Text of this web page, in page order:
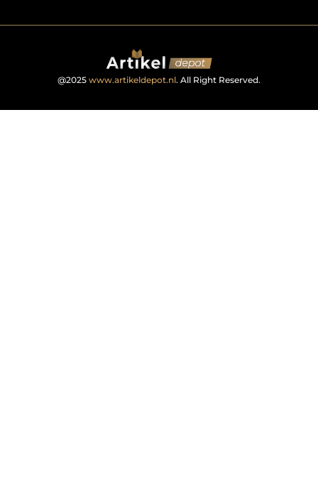
@2025 www.artikeldepot.nl. All Right Reserved.